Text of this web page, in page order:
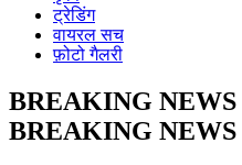
ट्रेडिंग
वायरल सच
फ़ोटो गैलरी
BREAKING NEWS
BREAKING NEWS